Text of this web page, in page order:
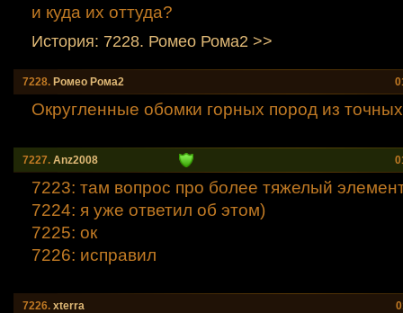
и куда их оттуда?
История: 7228. Ромео Рома2 >>
7228. Ромео Рома2
Округленные обомки горных пород из точных
7227. Anz2008
7223: там вопрос про более тяжелый
7224: я уже ответил об этом)
7225: ок
7226: исправил
7226. xtеrra